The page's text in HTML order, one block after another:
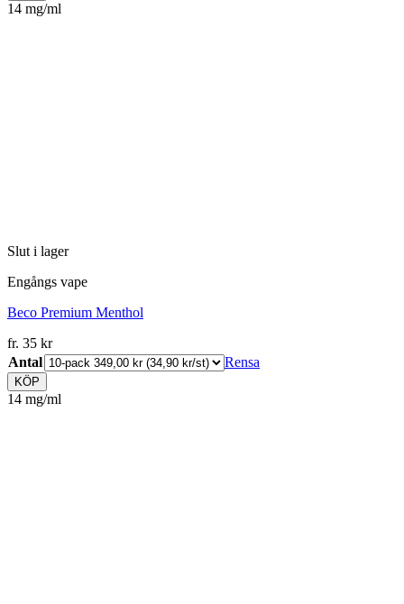
14 mg/ml
Slut i lager
Engångs vape
Beco Premium Menthol
fr. 35 kr
Antal
Rensa
KÖP
14 mg/ml